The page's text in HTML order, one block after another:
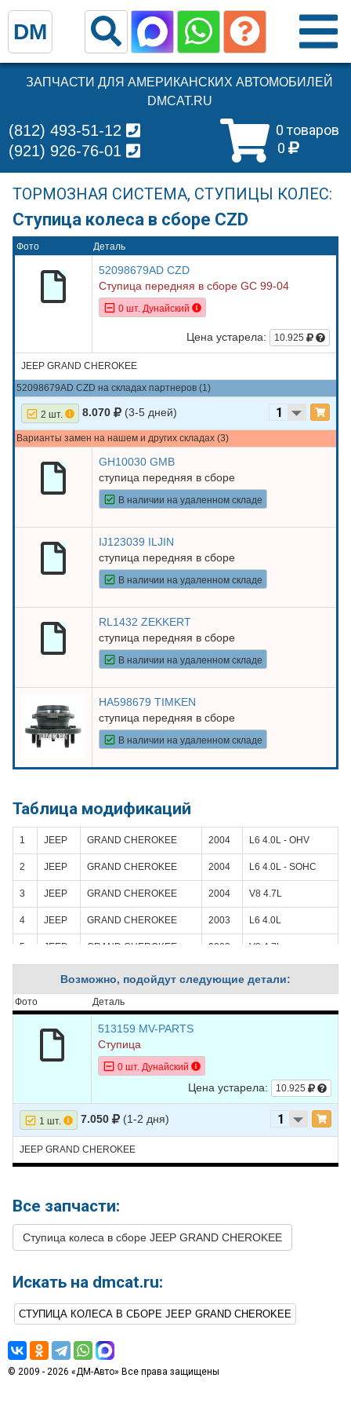
ЗАПЧАСТИ ДЛЯ АМЕРИКАНСКИХ АВТОМОБИЛЕЙ
DMCAT.RU
0 товаров
0
(812) 493-51-12
(921) 926-76-01
ТОРМОЗНАЯ СИСТЕМА, СТУПИЦЫ КОЛЕС:
Ступица колеса в сборе CZD
Фото Деталь
52098679AD CZD
Ступица передняя в сборе GC 99-04
0 шт. Дунайский
Цена устарела: 10.925
JEEP GRAND CHEROKEE
52098679AD CZD на складах партнеров (1)
2 шт. 8.070 (3-5 дней)
Варианты замен на нашем и других складах (3)
GH10030 GMB
ступица передняя в сборе
В наличии на удаленном складе
IJ123039 ILJIN
ступица передняя в сборе
В наличии на удаленном складе
RL1432 ZEKKERT
ступица передняя в сборе
В наличии на удаленном складе
HA598679 TIMKEN
ступица передняя в сборе
В наличии на удаленном складе
Таблица модификаций
1 JEEP GRAND CHEROKEE 2004 L6 4.0L - OHV
2 JEEP GRAND CHEROKEE 2004 L6 4.0L - SOHC
3 JEEP GRAND CHEROKEE 2004 V8 4.7L
4 JEEP GRAND CHEROKEE 2003 L6 4.0L
5 JEEP GRAND CHEROKEE 2003 V8 4.7L
JEEP GRAND CHEROKEE
7 GRAND CHEROKEE
JEEP GRAND CHEROKEE
GRAND CHEROKEE
L6 4.0L
11 JEEP GRAND CHEROKEE 2000 V8 4.7L
12 JEEP GRAND CHEROKEE 1999 L6 4.0L
13 JEEP GRAND CHEROKEE 1999 V8 4.7L
Возможно, подойдут следующие детали:
Фото Деталь
513159 MV-PARTS
Ступица
0 шт. Дунайский
Цена устарела: 10.925
1 шт. 7.050 (1-2 дня)
JEEP GRAND CHEROKEE
Все запчасти:
Ступица колеса в сборе JEEP GRAND CHEROKEE
Искать на dmcat.ru:
СТУПИЦА КОЛЕСА В СБОРЕ JEEP GRAND CHEROKEE
© 2009 - 2026 «ДМ-Авто» Все права защищены
DM